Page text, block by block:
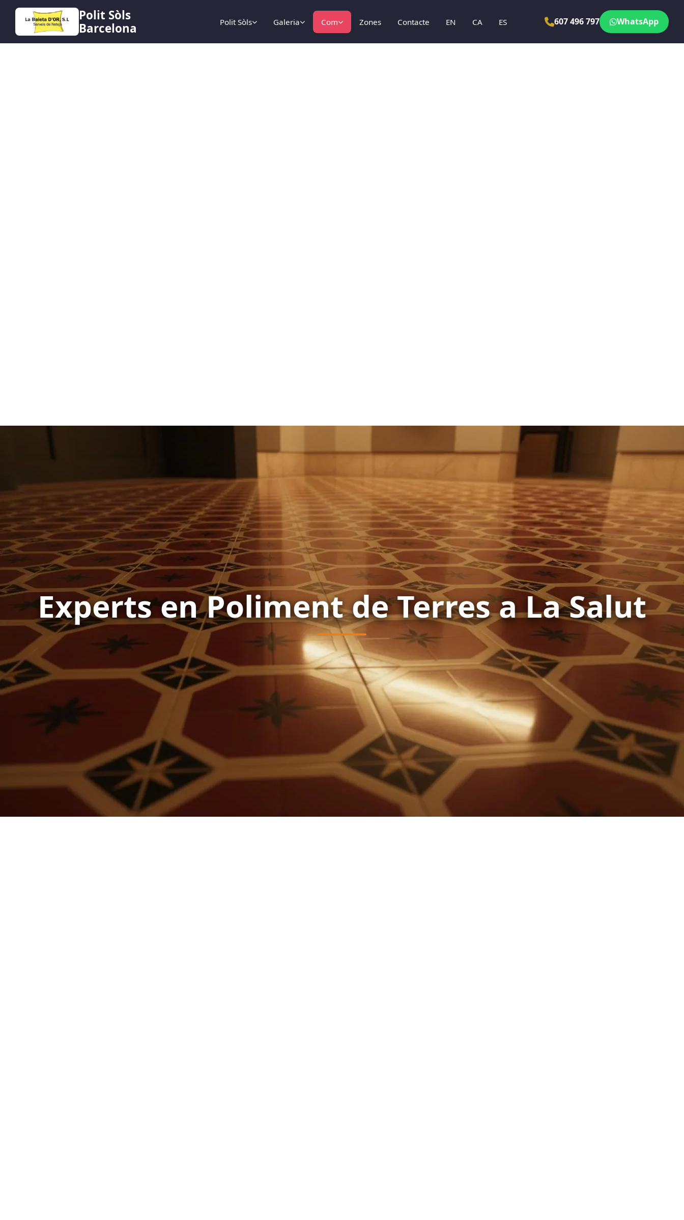
Polit Sòls
Barcelona
Polit Sòls Galeria Com Zones Contacte EN CA ES 607 496 797 WhatsApp
Experts en Poliment de Terres a La Salut